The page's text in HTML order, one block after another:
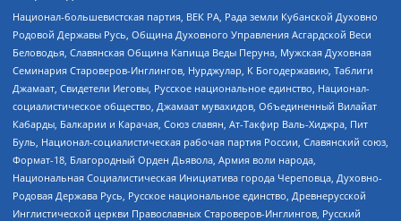
Национал-большевистская партия, ВЕК РА, Рада земли Кубанской Духовно
Родовой Державы Русь, Община Духовного Управления Асгардской Веси
Беловодья, Славянская Община Капища Веды Перуна, Мужская Духовная
Семинария Староверов-Инглингов, Нурджулар, К Богодержавию, Таблиги
Джамаат, Свидетели Иеговы, Русское национальное единство, Национал-
социалистическое общество, Джамаат мувахидов, Объединенный Вилайат
Кабарды, Балкарии и Карачая, Союз славян, Ат-Такфир Валь-Хиджра, Пит
Буль, Национал-социалистическая рабочая партия России, Славянский союз,
Формат-18, Благородный Орден Дьявола, Армия воли народа,
Национальная Социалистическая Инициатива города Череповца, Духовно-
Родовая Держава Русь, Русское национальное единство, Древнерусской
Инглистической церкви Православных Староверов-Инглингов, Русский